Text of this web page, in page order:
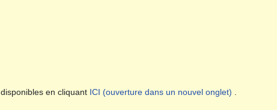
disponibles en cliquant ICI (ouverture dans un nouvel onglet)